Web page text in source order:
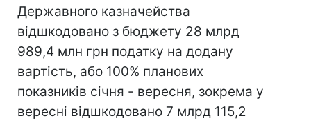
Державного казначейства
відшкодовано з бюджету 28 млрд
989,4 млн грн податку на додану
вартість, або 100% планових
показників січня - вересня, зокрема у
вересні відшкодовано 7 млрд 115,2